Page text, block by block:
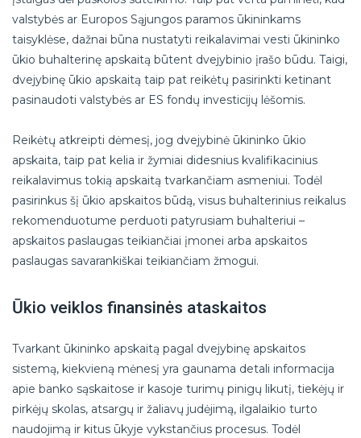
valstybės ar Europos Sąjungos paramos ūkininkams
taisyklėse, dažnai būna nustatyti reikalavimai vesti ūkininko
ūkio buhalterinę apskaitą būtent dvejybinio įrašo būdu. Taigi,
dvejybinę ūkio apskaitą taip pat reikėtų pasirinkti ketinant
pasinaudoti valstybės ar ES fondų investicijų lėšomis.
Reikėtų atkreipti dėmesį, jog dvejybinė ūkininko ūkio
apskaita, taip pat kelia ir žymiai didesnius kvalifikacinius
reikalavimus tokią apskaitą tvarkančiam asmeniui. Todėl
pasirinkus šį ūkio apskaitos būdą, visus buhalterinius reikalus
rekomenduotume perduoti patyrusiam buhalteriui –
apskaitos paslaugas teikiančiai įmonei arba apskaitos
paslaugas savarankiškai teikiančiam žmogui.
Ūkio veiklos finansinės ataskaitos
Tvarkant ūkininko apskaitą pagal dvejybinę apskaitos
sistemą, kiekvieną mėnesį yra gaunama detali informacija
apie banko sąskaitose ir kasoje turimų pinigų likutį, tiekėjų ir
pirkėjų skolas, atsargų ir žaliavų judėjimą, ilgalaikio turto
naudojimą ir kitus ūkyje vykstančius procesus. Todėl